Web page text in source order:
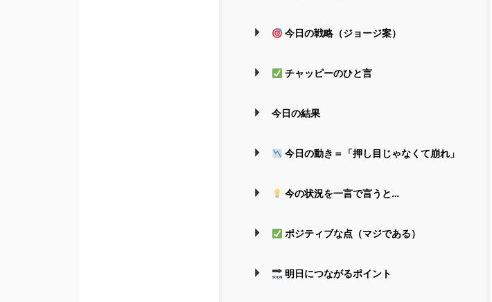
今日の戦略（ジョージ案）
チャッピーのひと言
今日の結果
今日の動き＝「押し目じゃなくて崩れ」
今の状況を一言で言うと…
ポジティブな点（マジである）
明日につながるポイント